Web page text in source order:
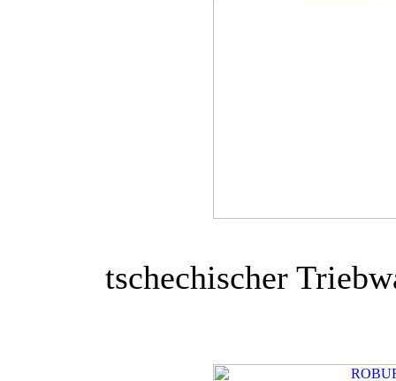
tschechischer